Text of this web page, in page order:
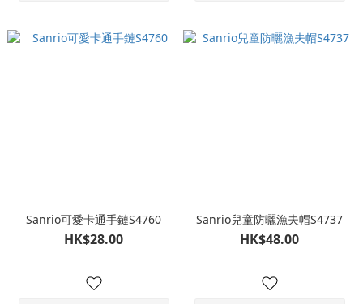
Sanrio可愛卡通手鏈S4760
HK$28.00
Sanrio兒童防曬漁夫帽S4737
HK$48.00